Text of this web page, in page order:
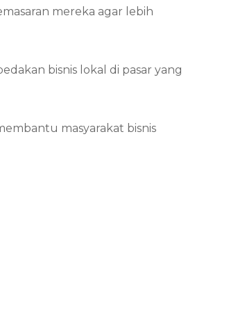
mereka agar lebih
bisnis lokal di pasar yang
masyarakat bisnis